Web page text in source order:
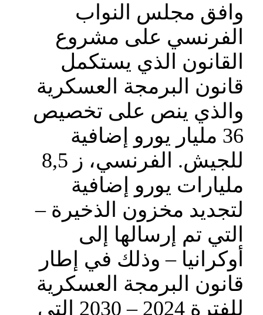
وافق مجلس النواب
الفرنسي على مشروع
القانون الذي يستكمل
قانون البرمجة العسكرية
والذي ينص على تخصيص
36 مليار يورو إضافية
للجيش. الفرنسي، ز 8,5
مليارات يورو إضافية
لتجديد مخزون الذخيرة –
التي تم إرسالها إلى
أوكرانيا – وذلك في إطار
قانون البرمجة العسكرية
للفترة 2024 – 2030 التي